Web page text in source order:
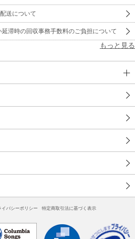
送について
延滞時の回収事務手数料のご負担について
もっと見る
イバシーポリシー 特定商取引法に基づく表示